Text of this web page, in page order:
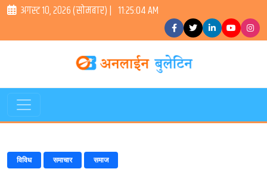
अगस्ट १०, २०२६ (सोमबार) | 11:25:04 AM
विविध समाचार समाज